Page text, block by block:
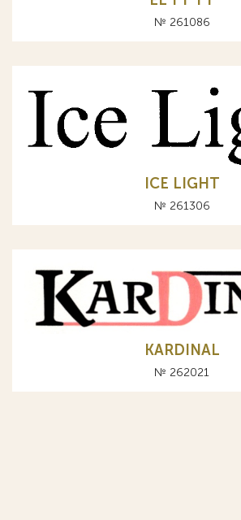
№ 261086
ICE LIGHT
№ 261306
KARDINAL
№ 262021